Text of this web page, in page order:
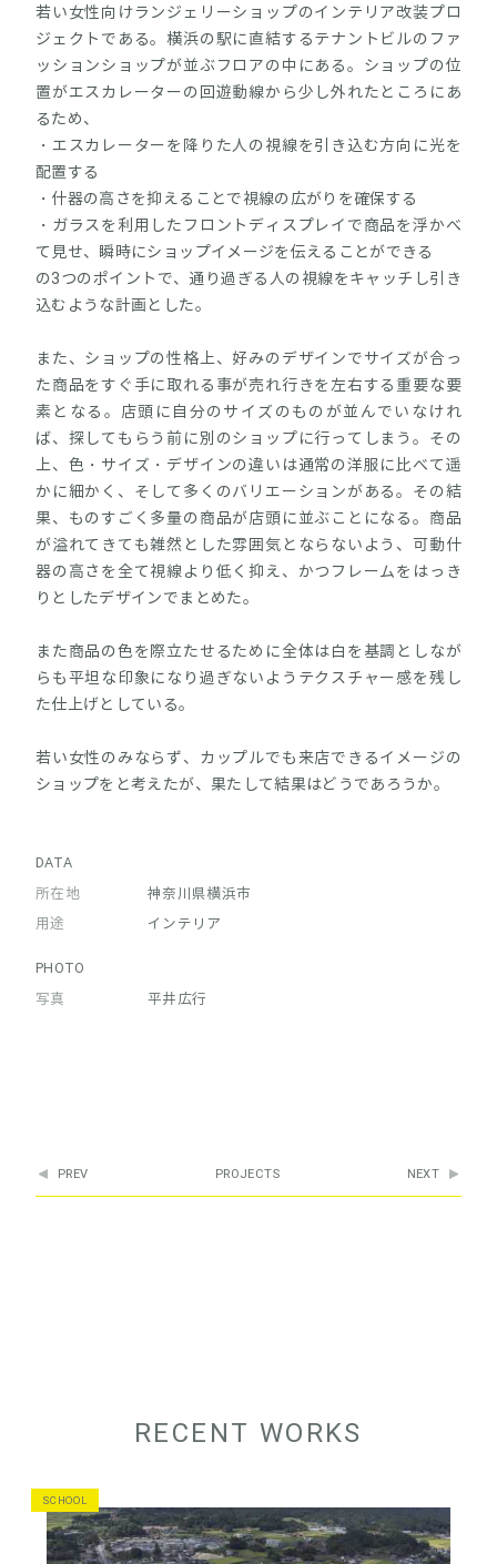
若い女性向けランジェリーショップのインテリア改装プロ
ジェクトである。横浜の駅に直結するテナントビルのファ
ッションショップが並ぶフロアの中にある。ショップの位
置がエスカレーターの回遊動線から少し外れたところにあ
るため、
・エスカレーターを降りた人の視線を引き込む方向に光を
配置する
・什器の高さを抑えることで視線の広がりを確保する
・ガラスを利用したフロントディスプレイで商品を浮かべ
て見せ、瞬時にショップイメージを伝えることができる
の3つのポイントで、通り過ぎる人の視線をキャッチし引き
込むような計画とした。
また、ショップの性格上、好みのデザインでサイズが合っ
た商品をすぐ手に取れる事が売れ行きを左右する重要な要
素となる。店頭に自分のサイズのものが並んでいなけれ
ば、探してもらう前に別のショップに行ってしまう。その
上、色・サイズ・デザインの違いは通常の洋服に比べて遥
かに細かく、そして多くのバリエーションがある。その結
果、ものすごく多量の商品が店頭に並ぶことになる。商品
が溢れてきても雑然とした雰囲気とならないよう、可動什
器の高さを全て視線より低く抑え、かつフレームをはっき
りとしたデザインでまとめた。
また商品の色を際立たせるために全体は白を基調としなが
らも平坦な印象になり過ぎないようテクスチャー感を残し
た仕上げとしている。
若い女性のみならず、カップルでも来店できるイメージの
ショップをと考えたが、果たして結果はどうであろうか。
DATA
所在地
神奈川県横浜市
用途
インテリア
PHOTO
写真
平井広行
PREV PROJECTS NEXT
RECENT WORKS
SCHOOL